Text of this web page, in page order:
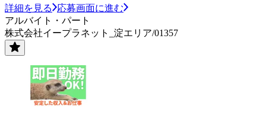
詳細を見る
応募画面に進む
アルバイト・パート
株式会社イープラネット_淀エリア/01357